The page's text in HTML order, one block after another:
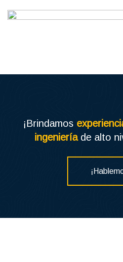
Residencial
¡Brindamos
ingenieríade alto